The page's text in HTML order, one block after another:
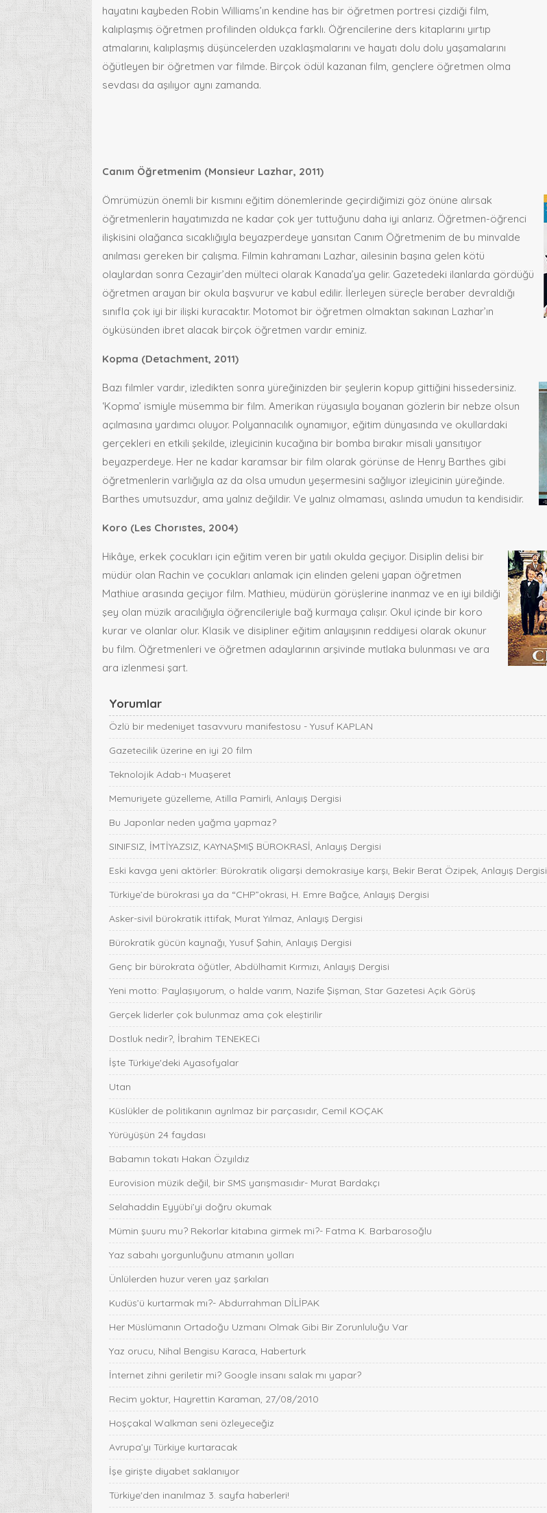
hayatını kaybeden Robin Williams’ın kendine has bir öğretmen portresi çizdiği film,
kalıplaşmış öğretmen profilinden oldukça farklı. Öğrencilerine ders kitaplarını yırtıp
atmalarını, kalıplaşmış düşüncelerden uzaklaşmalarını ve hayatı dolu dolu yaşamalarını
öğütleyen bir öğretmen var filmde. Birçok ödül kazanan film, gençlere öğretmen olma
sevdası da aşılıyor aynı zamanda.
Canım Öğretmenim (Monsieur Lazhar, 2011)
Ömrümüzün önemli bir kısmını eğitim dönemlerinde geçirdiğimizi göz önüne alırsak
öğretmenlerin hayatımızda ne kadar çok yer tuttuğunu daha iyi anlarız. Öğretmen-öğrenci
ilişkisini olağanca sıcaklığıyla beyazperdeye yansıtan Canım Öğretmenim de bu minvalde
anılması gereken bir çalışma. Filmin kahramanı Lazhar, ailesinin başına gelen kötü
olaylardan sonra Cezayir’den mülteci olarak Kanada’ya gelir. Gazetedeki ilanlarda gördüğü
öğretmen arayan bir okula başvurur ve kabul edilir. İlerleyen süreçle beraber devraldığı
sınıfla çok iyi bir ilişki kuracaktır. Motomot bir öğretmen olmaktan sakınan Lazhar’ın
öyküsünden ibret alacak birçok öğretmen vardır eminiz.
Kopma (Detachment, 2011)
Bazı filmler vardır, izledikten sonra yüreğinizden bir şeylerin kopup gittiğini hissedersiniz.
‘Kopma’ ismiyle müsemma bir film. Amerikan rüyasıyla boyanan gözlerin bir nebze olsun
açılmasına yardımcı oluyor. Polyannacılık oynamıyor, eğitim dünyasında ve okullardaki
gerçekleri en etkili şekilde, izleyicinin kucağına bir bomba bırakır misali yansıtıyor
beyazperdeye. Her ne kadar karamsar bir film olarak görünse de Henry Barthes gibi
öğretmenlerin varlığıyla az da olsa umudun yeşermesini sağlıyor izleyicinin yüreğinde.
Barthes umutsuzdur, ama yalnız değildir. Ve yalnız olmaması, aslında umudun ta kendisidir.
Koro (Les Chorıstes, 2004)
Hikâye, erkek çocukları için eğitim veren bir yatılı okulda geçiyor. Disiplin delisi bir
müdür olan Rachin ve çocukları anlamak için elinden geleni yapan öğretmen
Mathiue arasında geçiyor film. Mathieu, müdürün görüşlerine inanmaz ve en iyi bildiği
şey olan müzik aracılığıyla öğrencileriyle bağ kurmaya çalışır. Okul içinde bir koro
kurar ve olanlar olur. Klasik ve disipliner eğitim anlayışının reddiyesi olarak okunur
bu film. Öğretmenleri ve öğretmen adaylarının arşivinde mutlaka bulunması ve ara
ara izlenmesi şart.
Yorumlar
Özlü bir medeniyet tasavvuru manifestosu - Yusuf KAPLAN
Gazetecilik üzerine en iyi 20 film
Teknolojik Adab-ı Muaşeret
Memuriyete güzelleme, Atilla Pamirli, Anlayış Dergisi
Bu Japonlar neden yağma yapmaz?
SINIFSIZ, İMTİYAZSIZ, KAYNAŞMIŞ BÜROKRASİ, Anlayış Dergisi
Eski kavga yeni aktörler: Bürokratik oligarşi demokrasiye karşı, Bekir Berat Özipek, Anlayış Dergisi
Türkiye’de bürokrasi ya da “CHP”okrasi, H. Emre Bağce, Anlayış Dergisi
Asker-sivil bürokratik ittifak, Murat Yılmaz, Anlayış Dergisi
Bürokratik gücün kaynağı, Yusuf Şahin, Anlayış Dergisi
Genç bir bürokrata öğütler, Abdülhamit Kırmızı, Anlayış Dergisi
Yeni motto: Paylaşıyorum, o halde varım, Nazife Şişman, Star Gazetesi Açık Görüş
Gerçek liderler çok bulunmaz ama çok eleştirilir
Dostluk nedir?, İbrahim TENEKECi
İşte Türkiye'deki Ayasofyalar
Utan
Küslükler de politikanın ayrılmaz bir parçasıdır, Cemil KOÇAK
Yürüyüşün 24 faydası
Babamın tokatı Hakan Özyıldız
Eurovision müzik değil, bir SMS yarışmasıdır- Murat Bardakçı
Selahaddin Eyyübi’yi doğru okumak
Mümin şuuru mu? Rekorlar kitabına girmek mi?- Fatma K. Barbarosoğlu
Yaz sabahı yorgunluğunu atmanın yolları
Ünlülerden huzur veren yaz şarkıları
Kudüs’ü kurtarmak mı?- Abdurrahman DİLİPAK
Her Müslümanın Ortadoğu Uzmanı Olmak Gibi Bir Zorunluluğu Var
Yaz orucu, Nihal Bengisu Karaca, Haberturk
İnternet zihni geriletir mi? Google insanı salak mı yapar?
Recim yoktur, Hayrettin Karaman, 27/08/2010
Hoşçakal Walkman seni özleyeceğiz
Avrupa’yı Türkiye kurtaracak
İşe girişte diyabet saklanıyor
Türkiye'den inanılmaz 3. sayfa haberleri!